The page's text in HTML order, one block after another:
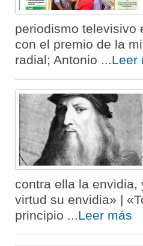
periodismo televisivo
con el premio de la
radial; Antonio ...Leer
contra ella la envidia,
virtud su envidia» |
principio ...Leer más